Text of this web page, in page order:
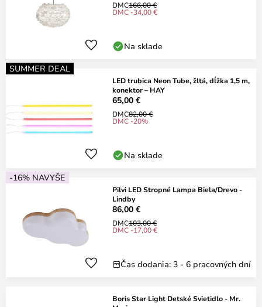
DMC166,00 €
DMC -34,00 €
Na sklade
SUMMER DEAL
LED trubica Neon Tube, žltá, dĺžka 1,5 m,
konektor – HAY
65,00 €
DMC82,00 €
DMC -20%
Na sklade
-16% NAVYŠE
Pilvi LED Stropné Lampa Biela/Drevo -
Lindby
86,00 €
DMC103,00 €
DMC -17,00 €
Čas dodania: 3 - 6 pracovných dní
Boris Star Light Detské Svietidlo - Mr.